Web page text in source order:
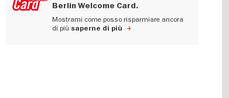
Berlin Welcome Card.
Mostrami come posso risparmiare ancora
di più saperne di più